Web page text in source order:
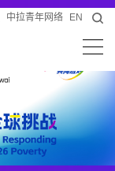
中拉青年网络 EN